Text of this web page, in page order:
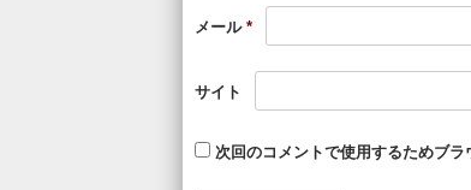
メール *
サイト
次回のコメントで使用するためブラ